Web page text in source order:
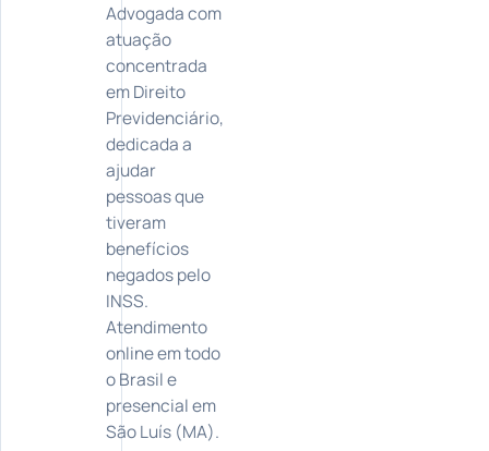
Advogada com
atuação
concentrada
em Direito
Previdenciário,
dedicada a
ajudar
pessoas que
tiveram
benefícios
negados pelo
INSS.
Atendimento
online em todo
o Brasil e
presencial em
São Luís (MA).